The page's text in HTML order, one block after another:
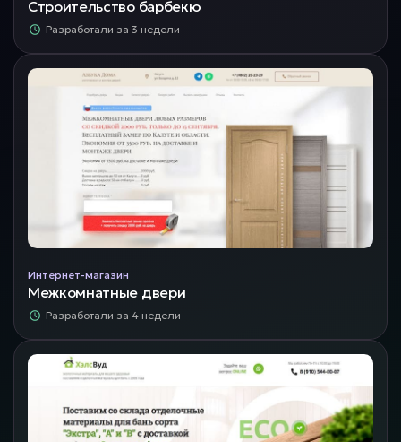
Строительство барбекю
Разработали за 3 недели
Интернет-магазин
Межкомнатные двери
Разработали за 4 недели